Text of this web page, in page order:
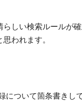
らしい検索ルールが
われます。
について箇条書きし